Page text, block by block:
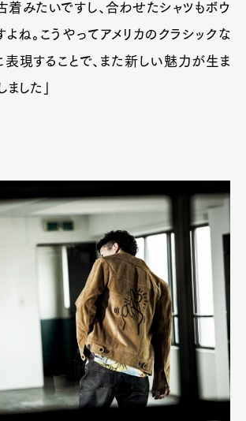
みたいですし、合わせたシャツもボウ
よね。こうやってアメリカのクラシックな
現することで、また新しい魅力が生ま
した」